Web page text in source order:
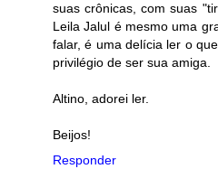
suas crônicas, com suas
Leila Jalul é mesmo uma
falar, é uma delícia ler o
privilégio de ser sua amiga.
Altino, adorei ler.
Beijos!
Responder